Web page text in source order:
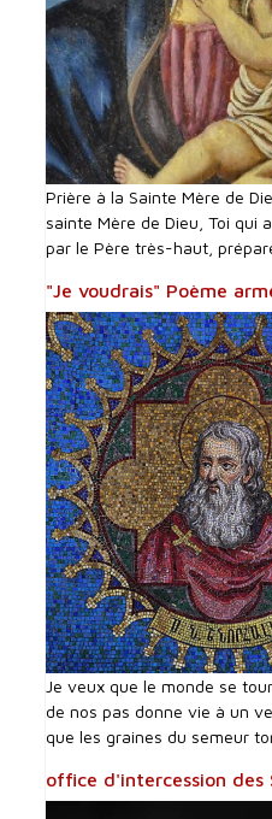
Prière à la Sainte Mère de
sainte Mère de Dieu, Toi qui
par le Père très-haut,
"Je voudrais" Poème
Je veux que le monde se
de nos pas donne vie à un
que les graines du semeur
office d'intercession des